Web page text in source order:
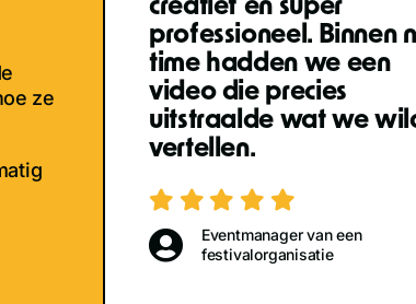
ze
creatief en super
professioneel. Binnen
time hadden we een
video die precies
uitstraalde wat we
vertellen.
Eventmanager van een
festivalorganisatie